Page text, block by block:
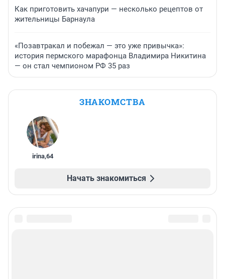
Как приготовить хачапури — несколько рецептов от
жительницы Барнаула
«Позавтракал и побежал — это уже привычка»:
история пермского марафонца Владимира Никитина
— он стал чемпионом РФ 35 раз
ЗНАКОМСТВА
irina,64
Начать знакомиться